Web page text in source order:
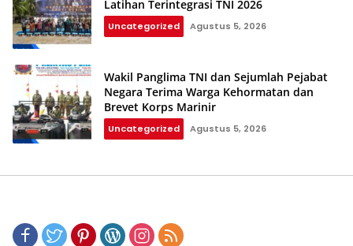
Latihan Terintegrasi TNI 2026
Uncategorized Agustus 5, 2026
Wakil Panglima TNI dan Sejumlah Pejabat
Negara Terima Warga Kehormatan dan
Brevet Korps Marinir
Uncategorized Agustus 5, 2026